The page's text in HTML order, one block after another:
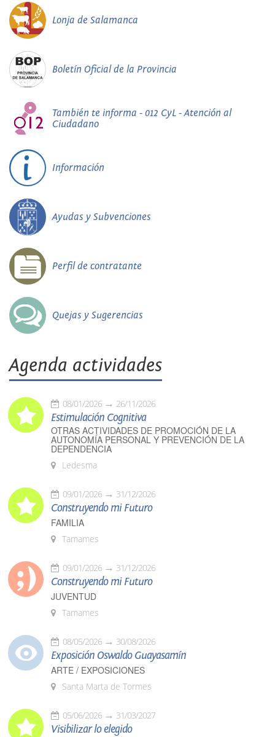
Lonja de Salamanca
Boletín Oficial de la Provincia
También te informa - 012 CyL - Atención al
Ciudadano
Información
Ayudas y Subvenciones
Perfil de contratante
Quejas y Sugerencias
Agenda actividades
08/01/2026 26/11/2026
Estimulación Cognitiva
OTRAS ACTIVIDADES DE PROMOCIÓN DE LA
AUTONOMÍA PERSONAL Y PREVENCIÓN DE LA
DEPENDENCIA
Ledesma
09/01/2026 31/12/2026
Construyendo mi Futuro
FAMILIA
Tamames
09/01/2026 31/12/2026
Construyendo mi Futuro
JUVENTUD
Tamames
08/05/2026 30/08/2026
Exposición Oswaldo Guayasamín
ARTE / EXPOSICIONES
Santa Marta de Tormes
05/06/2026 31/03/2027
Visibilizar lo elegido